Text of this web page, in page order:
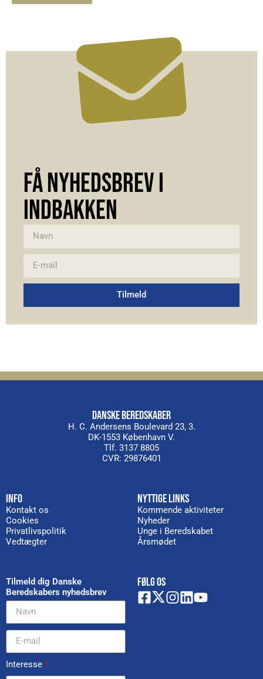
FÅ NYHEDSBREV I
INDBAKKEN
Tilmeld
DANSKE BEREDSKABER
H. C. Andersens Boulevard 23, 3.
DK-1553 København V.
Tlf. 3137 8805
CVR: 29876401
INFO
Kontakt os
Cookies
Privatlivspolitik
Vedtægter
NYTTIGE LINKS
Kommende aktiviteter
Nyheder
Unge i Beredskabet
Årsmødet
Tilmeld dig Danske
Beredskabers nyhedsbrev
Interesse *
FØLG OS